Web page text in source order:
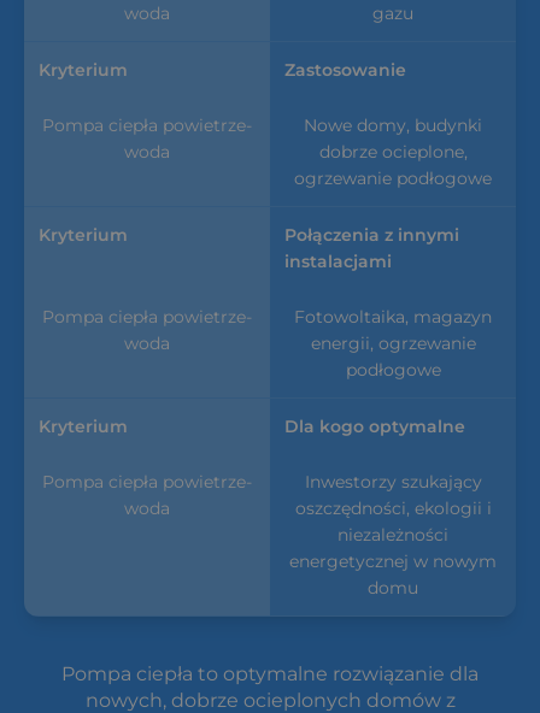
gazu
Zastosowanie
Nowe domy, budynki
dobrze ocieplone,
ogrzewanie podłogowe
Połączenia z innymi
instalacjami
Fotowoltaika, magazyn
energii, ogrzewanie
podłogowe
Dla kogo optymalne
Inwestorzy szukający
oszczędności, ekologii i
niezależności
energetycznej w nowym
domu
Pompa ciepła to optymalne rozwiązanie dla
nowych, dobrze ocieplonych domów z